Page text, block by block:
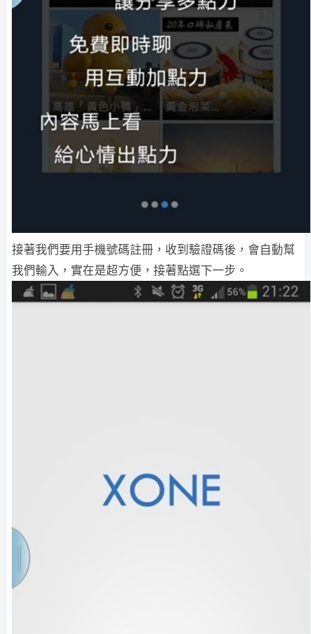
接著我們要用手機號碼註冊，收到驗證碼後，會自動幫
我們輸入，實在是超方便，接著點選下一步。